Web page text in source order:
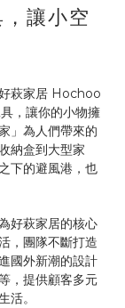
讓小空
萩家居 Hochoo
，讓你的小物擁
」為人們帶來的
納盒到大型家
下的避風港，也
好萩家居的核心
，團隊不斷打造
國外新潮的設計
，提供顧客多元
活。